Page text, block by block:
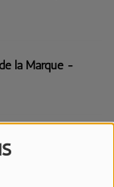
la Marque -
-